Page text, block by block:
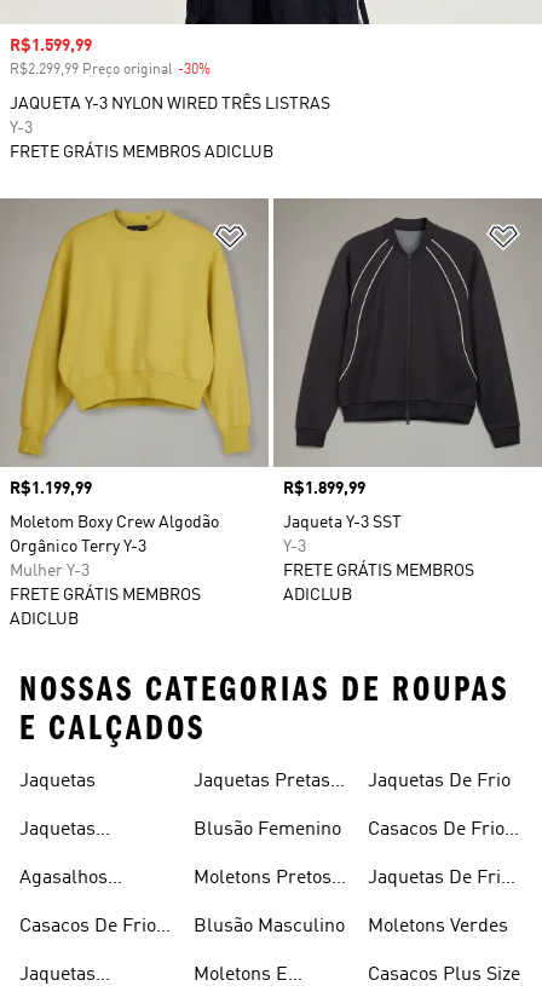
Adicionar à Lista de Desejos
Preço
R$1.199,99
Moletom Boxy Crew Algodão
Orgânico Terry Y-3
Mulher Y-3
FRETE GRÁTIS MEMBROS
ADICLUB
Preço
R$1.899,99
Jaqueta Y-3 SST
Y-3
FRETE GRÁTIS MEMBROS
ADICLUB
Preço com desconto
R$1.599,99
R$2.299,99 Preço original -30%
JAQUETA Y-3 NYLON WIRED TRÊS LISTRAS
Y-3
FRETE GRÁTIS MEMBROS ADICLUB
NOSSAS CATEGORIAS DE ROUPAS
E CALÇADOS
Jaquetas
Jaquetas
Agasalhos
Casacos De Frio
Jaquetas
Jaquetas Pretas
Blusão Femenino
Moletons Pretos
Blusão Masculino
Moletons E
Jaquetas De Frio
Casacos De Frio
Jaquetas De Frio
Moletons Verdes
Casacos Plus Size